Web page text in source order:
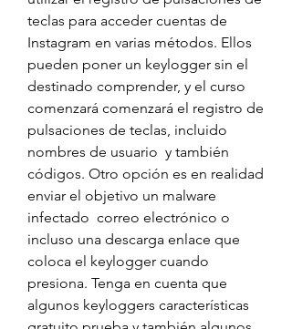
teclas para acceder cuentas de
Instagram en varias métodos. Ellos
pueden poner un keylogger sin el
destinado comprender, y el curso
comenzará comenzará el registro de
pulsaciones de teclas, incluido
nombres de usuario  y también
códigos. Otro opción es en realidad
enviar el objetivo un malware
infectado  correo electrónico o
incluso una descarga enlace que
coloca el keylogger cuando
presiona. Tenga en cuenta que
algunos keyloggers características